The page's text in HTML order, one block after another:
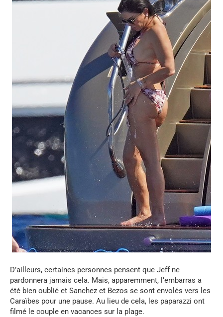
D’ailleurs, certaines personnes pensent que Jeff ne
pardonnera jamais cela. Mais, apparemment, l’embarras a
été bien oublié et Sanchez et Bezos se sont envolés vers les
Caraïbes pour une pause. Au lieu de cela, les paparazzi ont
filmé le couple en vacances sur la plage.